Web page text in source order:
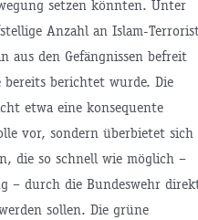
setzen könnten. Unter
Anzahl an Islam-
aus den Gefängnissen befreit
berichtet wurde. Die
etwa eine konsequente
vor, sondern überbietet
die so schnell wie möglich –
– durch die Bundeswehr
sollen. Die grüne